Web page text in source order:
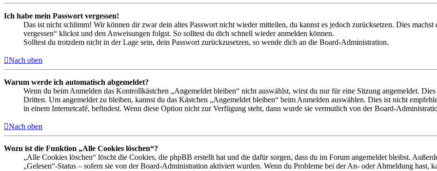
Ich habe mein Passwort vergessen!
Das ist nicht schlimm! Wir können dir zwar dein altes Passwort nicht wieder mitteilen, du kannst es jedoch zurücksetzen. Dies
vergessen“ klickst und den Anweisungen folgst. So solltest du dich schnell wieder anmelden können.
Solltest du trotzdem nicht in der Lage sein, dein Passwort zurückzusetzen, so wende dich an die Board-Administration.
Nach oben
Warum werde ich automatisch abgemeldet?
Wenn du beim Anmelden das Kontrollkästchen „Angemeldet bleiben“ nicht auswählst, wirst du nur für eine Sitzung angemeldet.
Dritten. Um angemeldet zu bleiben, kannst du das Kästchen „Angemeldet bleiben“ beim Anmelden auswählen. Dies ist nicht
in einem Internetcafé, befindest. Wenn diese Option nicht zur Verfügung steht, dann wurde sie vermutlich von der Board-
Nach oben
Wozu ist die Funktion „Alle Cookies löschen“?
„Alle Cookies löschen“ löscht die Cookies, die phpBB erstellt hat und die dafür sorgen, dass du im Forum angemeldet bleibst.
„Gelesen“-Status – sofern sie von der Board-Administration aktiviert wurden. Wenn du Probleme bei der An- oder Abmeldung hast,